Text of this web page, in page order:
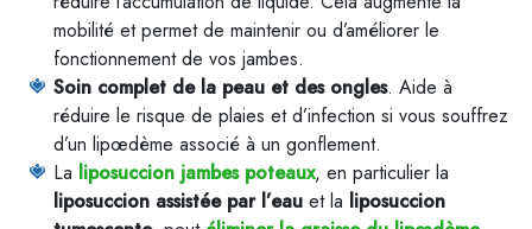
mobilité et permet de maintenir ou d’améliorer le
fonctionnement de vos jambes.
Soin complet de la peau et des ongles. Aide à
réduire le risque de plaies et d’infection si vous souffrez
d’un lipœdème associé à un gonflement.
La liposuccion jambes poteaux, en particulier la
liposuccion assistée par l’eau et la liposuccion